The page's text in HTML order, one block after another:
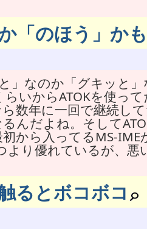
「のほう」か
」なのか「グキッと
いからATOKを使っ
数年に一回で継続し
んだよね。そして
から入ってるMS-
より優れているが、
るとボコボコ